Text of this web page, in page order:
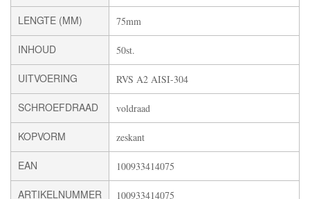
LENGTE (MM) 75mm
INHOUD 50st.
UITVOERING RVS A2 AISI-304
SCHROEFDRAAD voldraad
KOPVORM zeskant
EAN 100933414075
ARTIKELNUMMER 100933414075